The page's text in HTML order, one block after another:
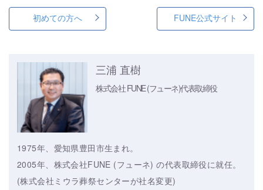
初めての方へ FUNE公式サイト
三浦 直樹
株式会社 FUNE (フューネ)代表取締役
1975年、愛知県豊田市生まれ。
2005年、株式会社FUNE (フューネ) の代表取締役に就任。
(株式会社ミウラ葬祭センターが社名変更)